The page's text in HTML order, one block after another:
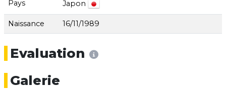
Pays Japon
Naissance 16/11/1989
Evaluation
Galerie